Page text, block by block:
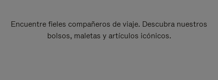
Encuentre fieles compañeros de viaje. Descubra nuestros
bolsos, maletas y artículos icónicos.